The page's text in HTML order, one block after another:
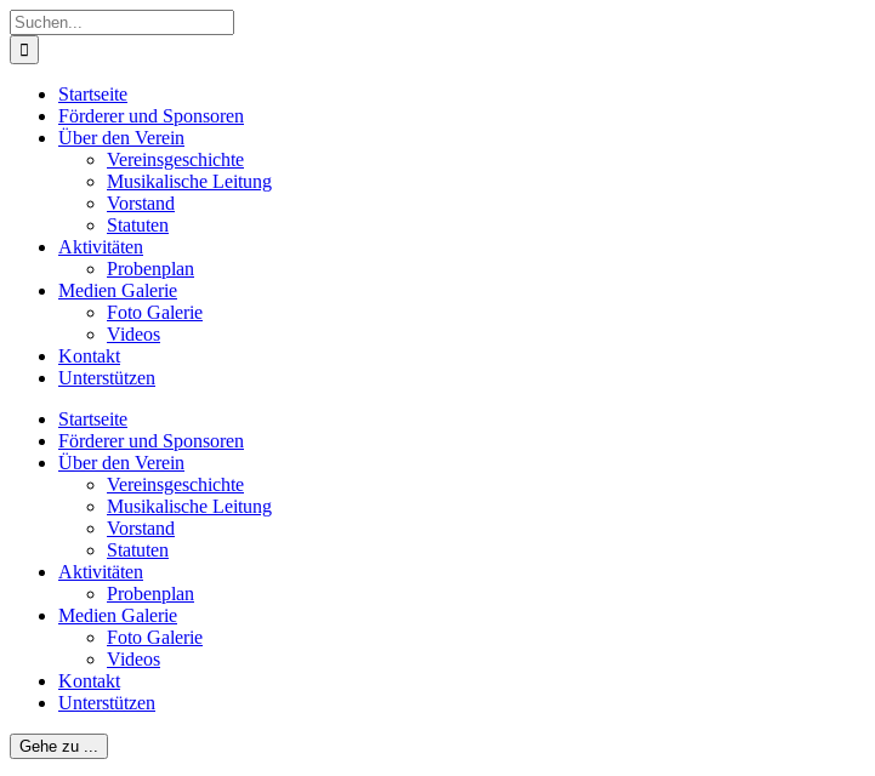
Zum
Inhalt
springen
Suche
nach:
Startseite
Förderer und Sponsoren
Über den Verein
Vereinsgeschichte
Musikalische Leitung
Vorstand
Statuten
Aktivitäten
Probenplan
Medien Galerie
Foto Galerie
Videos
Kontakt
Unterstützen
Startseite
Förderer und Sponsoren
Über den Verein
Vereinsgeschichte
Musikalische Leitung
Vorstand
Statuten
Aktivitäten
Probenplan
Medien Galerie
Foto Galerie
Videos
Kontakt
Unterstützen
Gehe zu ...